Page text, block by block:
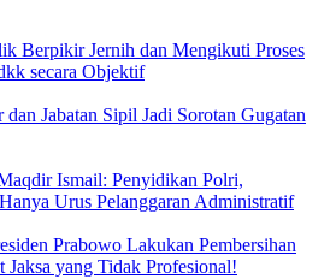
Berpikir Jernih dan Mengikuti Proses
secara Objektif
Jabatan Sipil Jadi Sorotan Gugatan
Ismail: Penyidikan Polri,
Urus Pelanggaran Administratif
Prabowo Lakukan Pembersihan
yang Tidak Profesional!